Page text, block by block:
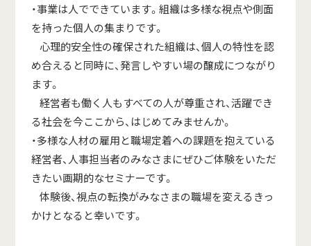
・事業は人でできています。組織は多様な視点や側面
を持った個人の集まりです。
心理的安全性の確保された組織は、個人の特性を認
め合えると同時に、発言しやすい場の醸成につながり
ます。
経営者も働く人もすべての人が尊重され、活躍でき
る社会を今ここから、はじめてみませんか。
・多様な人材の雇用と職場定着への課題を抱えている
経営者、人事担当者のみなさまにぜひご体験をいただ
きたい画期的なセミナーです。
体験後、視点の転換がみなさまの職場を変えるきっ
かけとなると幸いです。